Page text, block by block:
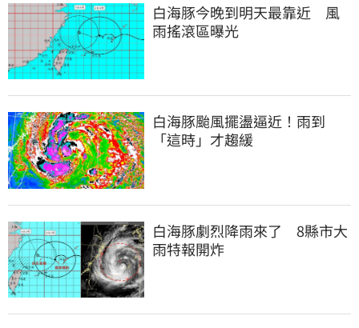
白海豚今晚到明天最靠近　風
雨搖滾區曝光
白海豚颱風擺盪逼近！雨到
「這時」才趨緩
白海豚劇烈降雨來了　8縣市大
雨特報開炸